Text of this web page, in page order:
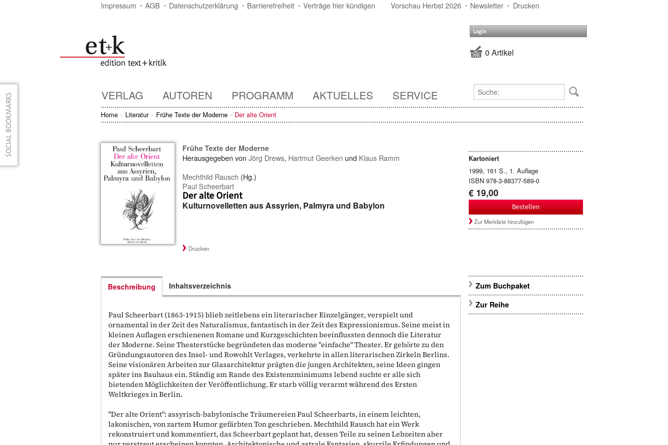
Impressum AGB Datenschutzerklärung Barrierefreiheit Verträge hier kündigen Vorschau Herbst 2026 Newsletter Drucken
Login
0 Artikel
VERLAG AUTOREN PROGRAMM AKTUELLES SERVICE
Home Literatur Frühe Texte der Moderne Der alte Orient
Frühe Texte der Moderne
Herausgegeben vonJörg Drews, Hartmut Geerken und Klaus Ramm
Mechthild Rausch (Hg.)
Paul Scheerbart
Der alte Orient
Kulturnovelletten aus Assyrien, Palmyra und Babylon
Kartoniert
1999, 161 S., 1. Auflage
ISBN 978-3-88377-589-0
€ 19,00
Bestellen
Zur Merkliste hinzufügen
Drucken
Beschreibung
Paul Scheerbart (1863-1915) blieb zeitlebens ein literarischer Einzelgänger, verspielt und
ornamental in der Zeit des Naturalismus, fantastisch in der Zeit des Expressionismus. Seine meist in
kleinen Auflagen erschienenen Romane und Kurzgeschichten beeinflussten dennoch die Literatur
der Moderne. Seine Theaterstücke begründeten das moderne "einfache" Theater. Er gehörte zu den
Gründungsautoren des Insel- und Rowohlt Verlages, verkehrte in allen literarischen Zirkeln Berlins.
Seine visionären Arbeiten zur Glasarchitektur prägten die jungen Architekten, seine Ideen gingen
später ins Bauhaus ein. Ständig am Rande des Existenzminimums lebend suchte er alle sich
bietenden Möglichkeiten der Veröffentlichung. Er starb völlig verarmt während des Ersten
Weltkrieges in Berlin.
"Der alte Orient": assyrisch-babylonische Träumereien Paul Scheerbarts, in einem leichten,
lakonischen, von zartem Humor gefärbten Ton geschrieben. Mechthild Rausch hat ein Werk
rekonstruiert und kommentiert, das Scheerbart geplant hat, dessen Teile zu seinen Lebzeiten aber
Inhaltsverzeichnis
Zum Buchpaket
Zur Reihe